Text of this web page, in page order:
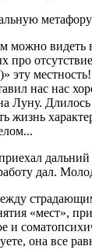
можно
про
эту
нас нас
Луну.
жизнь
дал.
«мест»,
и
она все